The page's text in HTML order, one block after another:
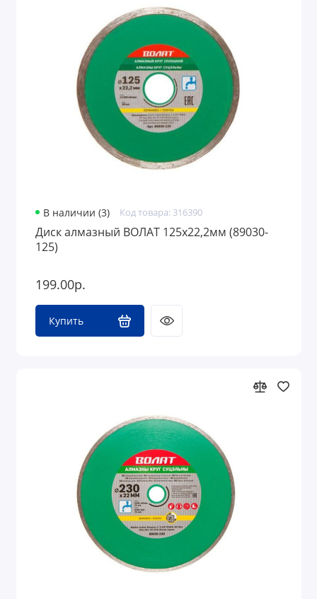
В наличии (3) Код товара: 316390
Диск алмазный ВОЛАТ 125х22,2мм (89030-
125)
199.00р.
Купить